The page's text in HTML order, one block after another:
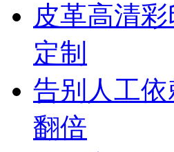
皮革高清
定制
告别人工
翻倍